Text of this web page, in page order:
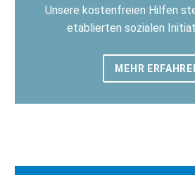
Unsere kostenfreien Hilfen
etablierten sozialen
MEHR